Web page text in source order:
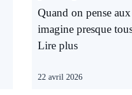
Quand on pense
imagine presque
Lire plus
22 avril 2026